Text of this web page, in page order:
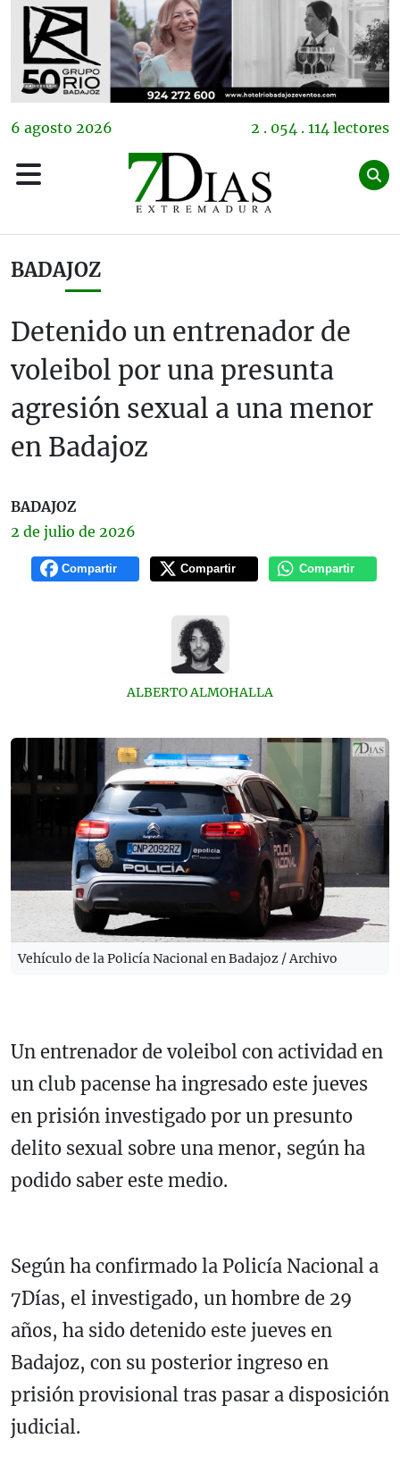
6 agosto 2026 2 . 054 . 114 lectores
BADAJOZ
Detenido un entrenador de
voleibol por una presunta
agresión sexual a una menor
en Badajoz
BADAJOZ
2 de julio de 2026
Compartir Compartir Compartir
ALBERTO ALMOHALLA
Vehículo de la Policía Nacional en Badajoz / Archivo
Un entrenador de voleibol con actividad en
un club pacense ha ingresado este jueves
en prisión investigado por un presunto
delito sexual sobre una menor, según ha
podido saber este medio.
Según ha confirmado la Policía Nacional a
7Días, el investigado, un hombre de 29
años, ha sido detenido este jueves en
Badajoz, con su posterior ingreso en
prisión provisional tras pasar a disposición
judicial.